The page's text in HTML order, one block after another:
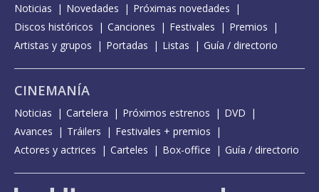
Noticias Novedades
Próximas novedades
Discos históricos
Canciones Festivales
Premios
Artistas y grupos
Portadas Listas Guía / directorio
CINEMANÍA
Noticias Cartelera Próximos estrenos
DVD
Avances
Tráilers
Festivales + premios
Actores y actrices
Carteles Box-office Guía / directorio